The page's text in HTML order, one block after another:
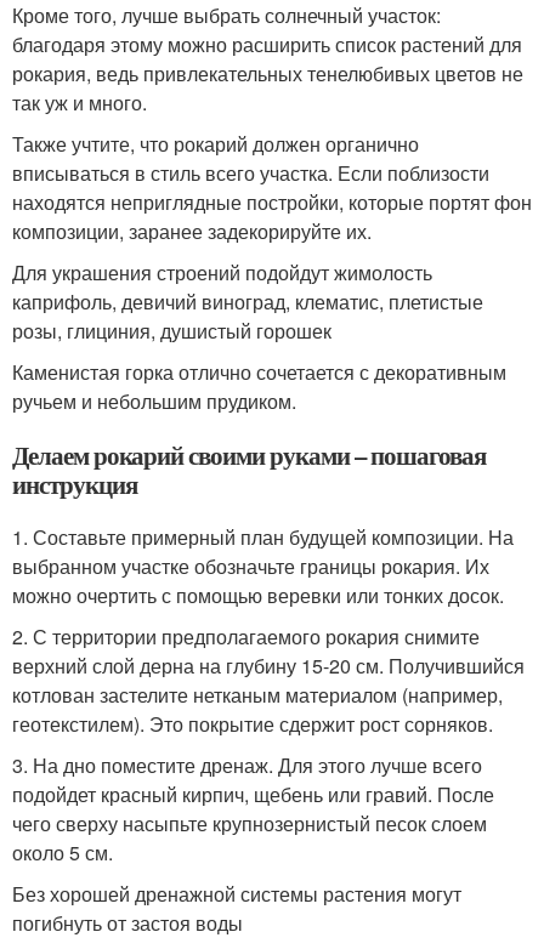
Кроме того, лучше выбрать солнечный участок:
благодаря этому можно расширить список растений для
рокария, ведь привлекательных тенелюбивых цветов не
так уж и много.
Также учтите, что рокарий должен органично
вписываться в стиль всего участка. Если поблизости
находятся неприглядные постройки, которые портят фон
композиции, заранее задекорируйте их.
Для украшения строений подойдут жимолость
каприфоль, девичий виноград, клематис, плетистые
розы, глициния, душистый горошек
Каменистая горка отлично сочетается с декоративным
ручьем и небольшим прудиком.
Делаем рокарий своими руками – пошаговая
инструкция
1. Составьте примерный план будущей композиции. На
выбранном участке обозначьте границы рокария. Их
можно очертить с помощью веревки или тонких досок.
2. С территории предполагаемого рокария снимите
верхний слой дерна на глубину 15-20 см. Получившийся
котлован застелите нетканым материалом (например,
геотекстилем). Это покрытие сдержит рост сорняков.
3. На дно поместите дренаж. Для этого лучше всего
подойдет красный кирпич, щебень или гравий. После
чего сверху насыпьте крупнозернистый песок слоем
около 5 см.
Без хорошей дренажной системы растения могут
погибнуть от застоя воды